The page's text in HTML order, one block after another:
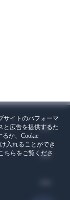
サイトのパフォーマ
と広告を提供するた
か、Cookie
入れることができ
ちらをご覧くださ